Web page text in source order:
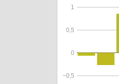
−0,5
0
0,5
1